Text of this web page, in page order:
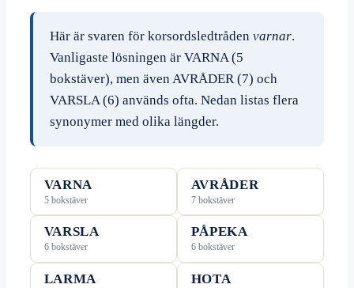
Här är svaren för korsordsledtråden varnar.
Vanligaste lösningen är VARNA (5
bokstäver), men även AVRÅDER (7) och
VARSLA (6) används ofta. Nedan listas flera
synonymer med olika längder.
VARNA
5 bokstäver
AVRÅDER
7 bokstäver
VARSLA
6 bokstäver
PÅPEKA
6 bokstäver
LARMA HOTA